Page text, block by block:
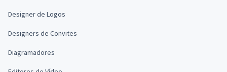
Designer de Logos
Designers de Convites
Diagramadores